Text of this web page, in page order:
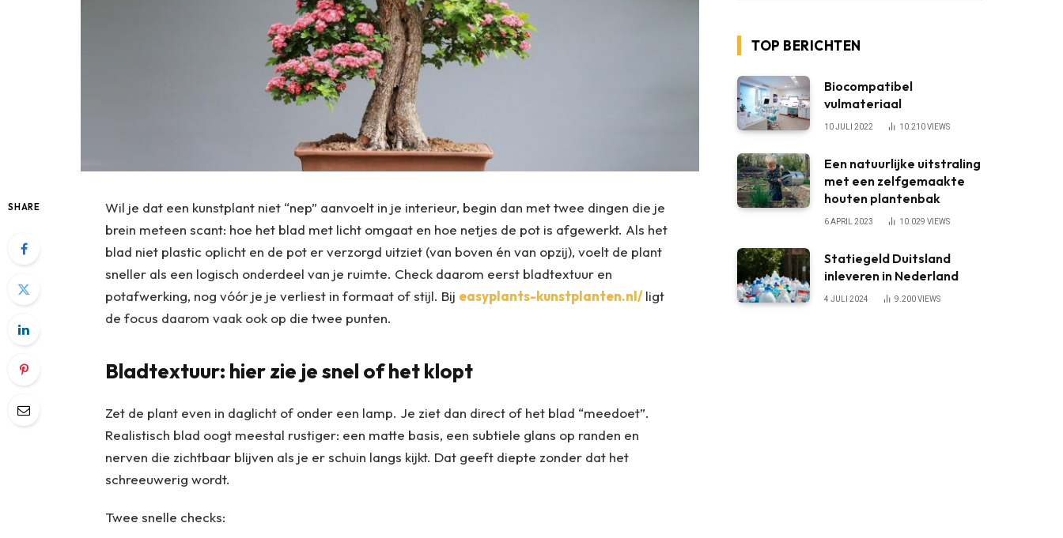
SHARE
Wil je dat een kunstplant niet “nep” aanvoelt in je interieur, begin dan met twee dingen die je
brein meteen scant: hoe het blad met licht omgaat en hoe netjes de pot is afgewerkt. Als het
blad niet plastic oplicht en de pot er verzorgd uitziet (van boven én van opzij), voelt de plant
sneller als een logisch onderdeel van je ruimte. Check daarom eerst bladtextuur en
potafwerking, nog vóór je je verliest in formaat of stijl. Bij easyplants-kunstplanten.nl/ ligt
de focus daarom vaak ook op die twee punten.
Bladtextuur: hier zie je snel of het klopt
Zet de plant even in daglicht of onder een lamp. Je ziet dan direct of het blad “meedoet”.
Realistisch blad oogt meestal rustiger: een matte basis, een subtiele glans op randen en
nerven die zichtbaar blijven als je er schuin langs kijkt. Dat geeft diepte zonder dat het
schreeuwerig wordt.
Twee snelle checks:
TOP BERICHTEN
Biocompatibel
vulmateriaal
10 JULI 2022 10.210VIEWS
Een natuurlijke uitstraling
met een zelfgemaakte
houten plantenbak
6 APRIL 2023 10.029 VIEWS
Statiegeld Duitsland
inleveren in Nederland
4 JULI 2024 9.200VIEWS